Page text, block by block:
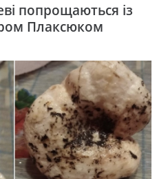
попрощаються із
Плаксюком